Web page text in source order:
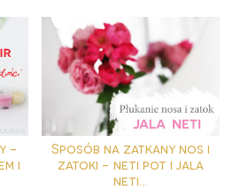
-
i
Sposób na zatkany nos i
zatoki - neti pot i jala
neti...